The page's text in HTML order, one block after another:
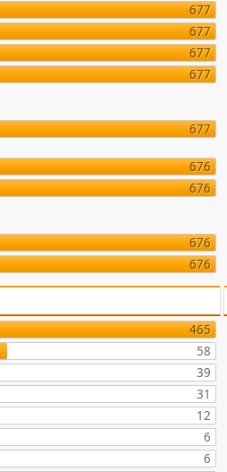
677
677
677
677
677
676
676
676
676
465
58
39
31
12
6
6